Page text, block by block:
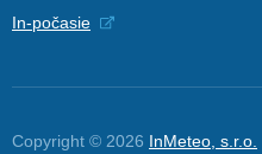
In-počasie
Copyright © 2026 InMeteo, s.r.o.